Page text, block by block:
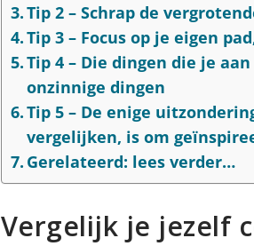
Tip 2 – Schrap de
Tip 3 – Focus op je eigen
Tip 4 – Die dingen die je
onzinnige dingen
Tip 5 – De enige
vergelijken, is om
Gerelateerd: lees verder…
Vergelijk je jezelf